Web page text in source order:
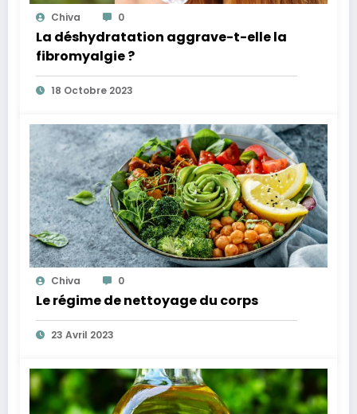
Chiva 0
La déshydratation aggrave-t-elle la
fibromyalgie ?
18 Octobre 2023
Chiva 0
Le régime de nettoyage du corps
23 Avril 2023